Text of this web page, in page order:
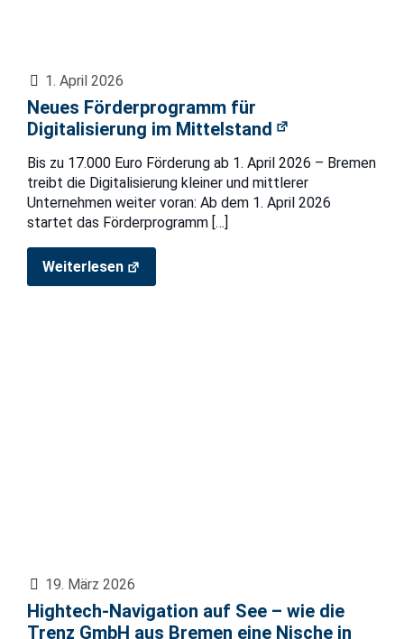
1. April 2026
Neues Förderprogramm für
Digitalisierung im Mittelstand
Bis zu 17.000 Euro Förderung ab 1. April 2026 – Bremen
treibt die Digitalisierung kleiner und mittlerer
Unternehmen weiter voran: Ab dem 1. April 2026
startet das Förderprogramm […]
Weiterlesen
19. März 2026
Hightech-Navigation auf See – wie die
Trenz GmbH aus Bremen eine Nische in